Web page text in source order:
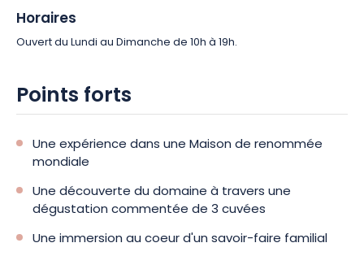
Horaires
Ouvert du Lundi au Dimanche de 10h à 19h.
Points forts
Une expérience dans une Maison de renommée
mondiale
Une découverte du domaine à travers une
dégustation commentée de 3 cuvées
Une immersion au coeur d'un savoir-faire familial